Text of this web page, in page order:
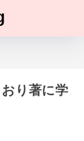
り著に学